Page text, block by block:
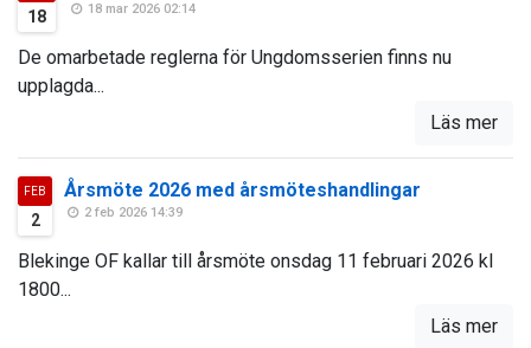
18 18 mar 2026 02:14
De omarbetade reglerna för Ungdomsserien finns nu
upplagda...
Läs mer
FEB
2
Årsmöte 2026 med årsmöteshandlingar
2 feb 2026 14:39
Blekinge OF kallar till årsmöte onsdag 11 februari 2026 kl
1800...
Läs mer